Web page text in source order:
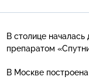
В столице началась
препаратом
В Москве